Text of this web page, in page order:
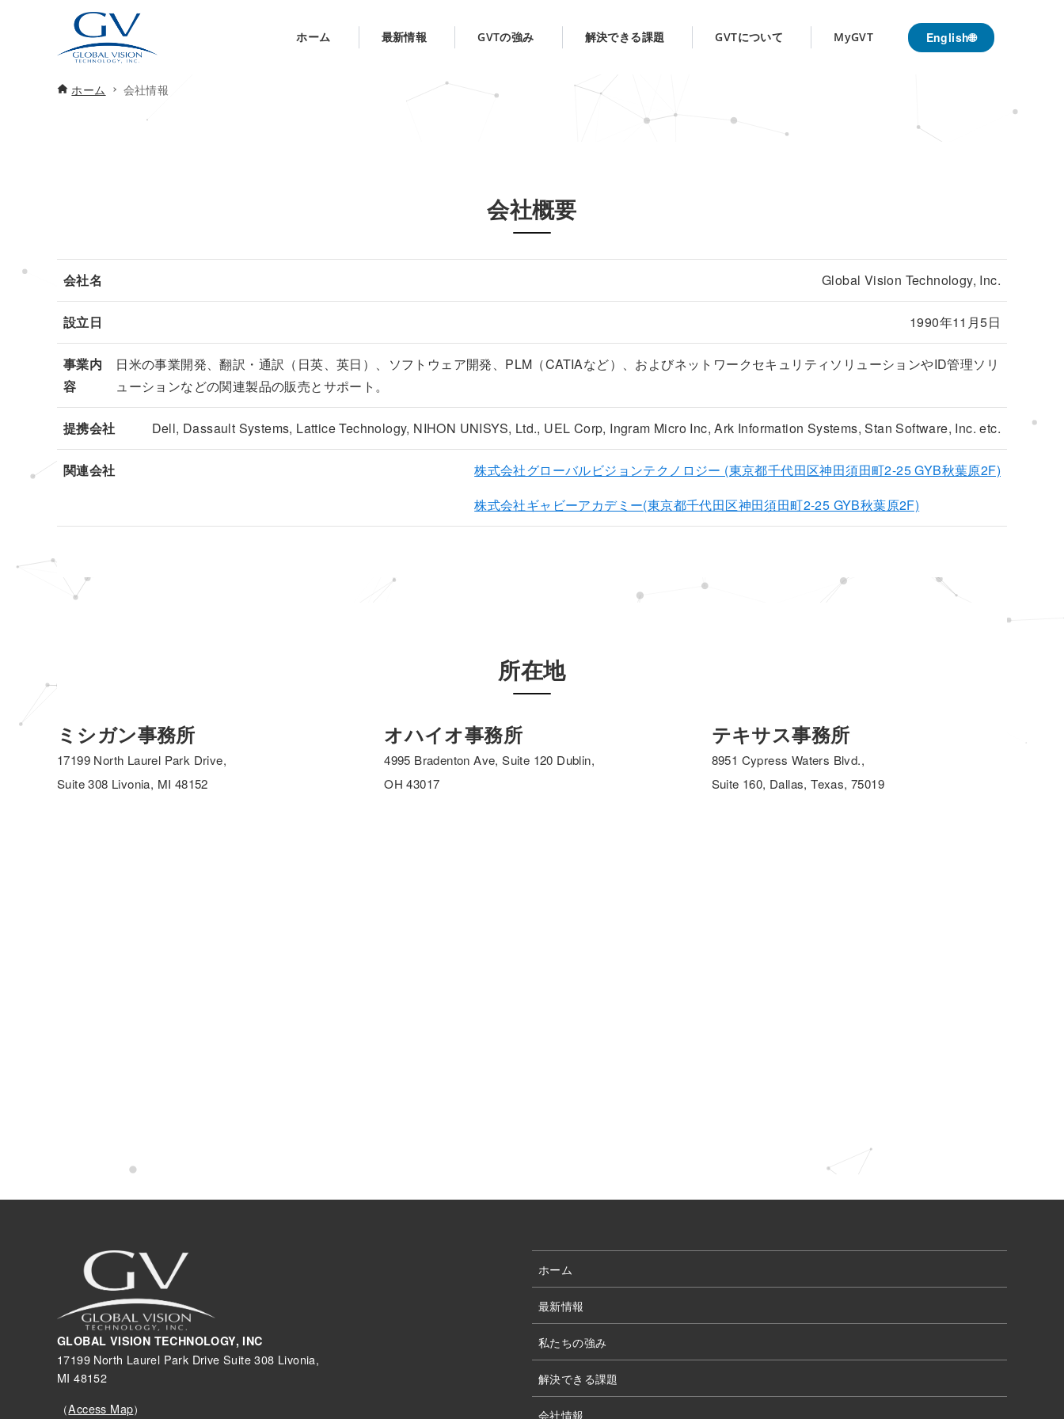
ホーム 最新情報 GVTの強み 解決できる課題 GVTについて MyGVT English🌐
ホーム 会社情報
会社概要
会社名 Global Vision Technology, Inc.
設立日 1990年11月5日
事業内
容
日米の事業開発、翻訳・通訳（日英、英日）、ソフトウェア開発、PLM（CATIAなど）、およびネットワークセキュリティソリューションやID管理ソリ
ューションなどの関連製品の販売とサポート。
提携会社 Dell, Dassault Systems, Lattice Technology, NIHON UNISYS, Ltd., UEL Corp, Ingram Micro Inc, Ark Information Systems, Stan Software, Inc. etc.
関連会社
株式会社グローバルビジョンテクノロジー (東京都千代田区神田須田町2-25 GYB秋葉原2F)
株式会社ギャビーアカデミー(東京都千代田区神田須田町2-25 GYB秋葉原2F)
所在地
ミシガン事務所
17199 North Laurel Park Drive,
Suite 308 Livonia, MI 48152
オハイオ事務所
4995 Bradenton Ave, Suite 120 Dublin,
OH 43017
テキサス事務所
8951 Cypress Waters Blvd.,
Suite 160, Dallas, Texas, 75019
GLOBAL VISION TECHNOLOGY, INC
17199 North Laurel Park Drive Suite 308 Livonia,
MI 48152
（Access Map）
ホーム
最新情報
私たちの強み
解決できる課題
会社情報